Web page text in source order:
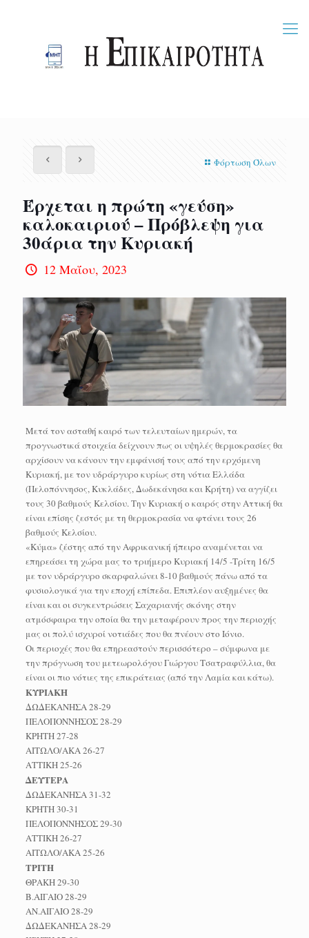
Φόρτωση Όλων
Έρχεται η πρώτη «γεύση»
καλοκαιριού – Πρόβλεψη για
30άρια την Κυριακή
12 Μαΐου, 2023
Μετά τον ασταθή καιρό των τελευταίων ημερών, τα
προγνωστικά στοιχεία δείχνουν πως οι υψηλές θερμοκρασίες θα
αρχίσουν να κάνουν την εμφάνισή τους από την ερχόμενη
Κυριακή, με τον υδράργυρο κυρίως στη νότια Ελλάδα
(Πελοπόννησος, Κυκλάδες, Δωδεκάνησα και Κρήτη) να αγγίζει
τους 30 βαθμούς Κελσίου. Την Κυριακή ο καιρός στην Αττική θα
είναι επίσης ζεστός με τη θερμοκρασία να φτάνει τους 26
βαθμούς Κελσίου.
«Κύμα» ζέστης από την Αφρικανική ήπειρο αναμένεται να
επηρεάσει τη χώρα μας το τριήμερο Κυριακή 14/5 -Τρίτη 16/5
με τον υδράργυρο σκαρφαλώνει 8-10 βαθμούς πάνω από τα
φυσιολογικά για την εποχή επίπεδα. Επιπλέον αυξημένες θα
είναι και οι συγκεντρώσεις Σαχαριανής σκόνης στην
ατμόσφαιρα την οποία θα την μεταφέρουν προς την περιοχής
μας οι πολύ ισχυροί νοτιάδες που θα πνέουν στο Ιόνιο.
Οι περιοχές που θα επηρεαστούν περισσότερο – σύμφωνα με
την πρόγνωση του μετεωρολόγου Γιώργου Τσατραφύλλια, θα
είναι οι πιο νότιες της επικράτειας (από την Λαμία και κάτω).
ΚΥΡΙΑΚΗ
ΔΩΔΕΚΑΝΗΣΑ 28-29
ΠΕΛΟΠΟΝΝΗΣΟΣ 28-29
ΚΡΗΤΗ 27-28
ΑΙΤΩΛΟ/ΑΚΑ 26-27
ΑΤΤΙΚΗ 25-26
ΔΕΥΤΕΡΑ
ΔΩΔΕΚΑΝΗΣΑ 31-32
ΚΡΗΤΗ 30-31
ΠΕΛΟΠΟΝΝΗΣΟΣ 29-30
ΑΤΤΙΚΗ 26-27
ΑΙΤΩΛΟ/ΑΚΑ 25-26
ΤΡΙΤΗ
ΘΡΑΚΗ 29-30
Β.ΑΙΓΑΙΟ 28-29
ΑΝ.ΑΙΓΑΙΟ 28-29
ΔΩΔΕΚΑΝΗΣΑ 28-29